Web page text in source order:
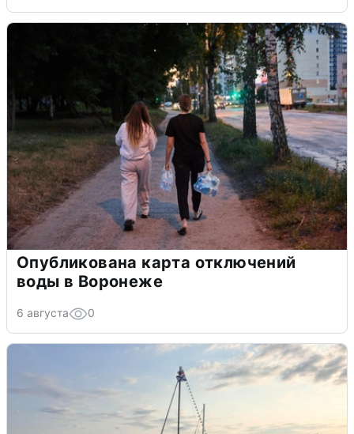
Опубликована карта отключений
воды в Воронеже
6 августа 0